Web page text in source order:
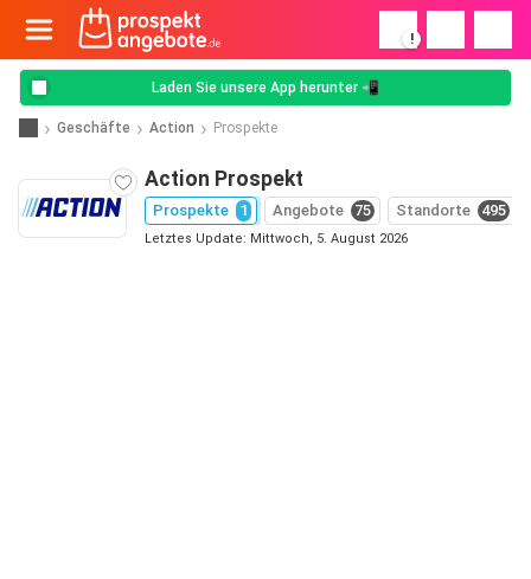
!
Laden Sie unsere App herunter 📲
Geschäfte Action Prospekte
Action Prospekt
Prospekte 1 Angebote 75 Standorte 495
Letztes Update: Mittwoch, 5. August 2026